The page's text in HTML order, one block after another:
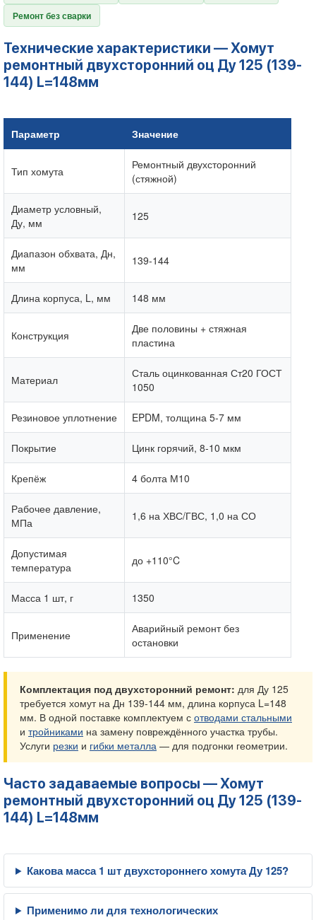
Ремонт без сварки
Технические характеристики — Хомут
ремонтный двухсторонний оц Ду 125 (139-
144) L=148мм
Параметр Значение
Тип хомута
Ремонтный двухсторонний
(стяжной)
Диаметр условный,
Ду, мм
125
Диапазон обхвата, Дн,
мм
139-144
Длина корпуса, L, мм 148 мм
Конструкция
Две половины + стяжная
пластина
Материал
Сталь оцинкованная Ст20 ГОСТ
1050
Резиновое уплотнение EPDM, толщина 5-7 мм
Покрытие Цинк горячий, 8-10 мкм
Крепёж 4 болта М10
Рабочее давление,
МПа
1,6 на ХВС/ГВС, 1,0 на СО
Допустимая
температура
до +110°C
Масса 1 шт, г 1350
Применение
Аварийный ремонт без
остановки
Комплектация под двухсторонний ремонт: для Ду 125
требуется хомут на Дн 139-144 мм, длина корпуса L=148
мм. В одной поставке комплектуем с отводами стальными
и тройниками на замену повреждённого участка трубы.
Услуги резки и гибки металла — для подгонки геометрии.
Часто задаваемые вопросы — Хомут
ремонтный двухсторонний оц Ду 125 (139-
144) L=148мм
Какова масса 1 шт двухстороннего хомута Ду 125?
Применимо ли для технологических